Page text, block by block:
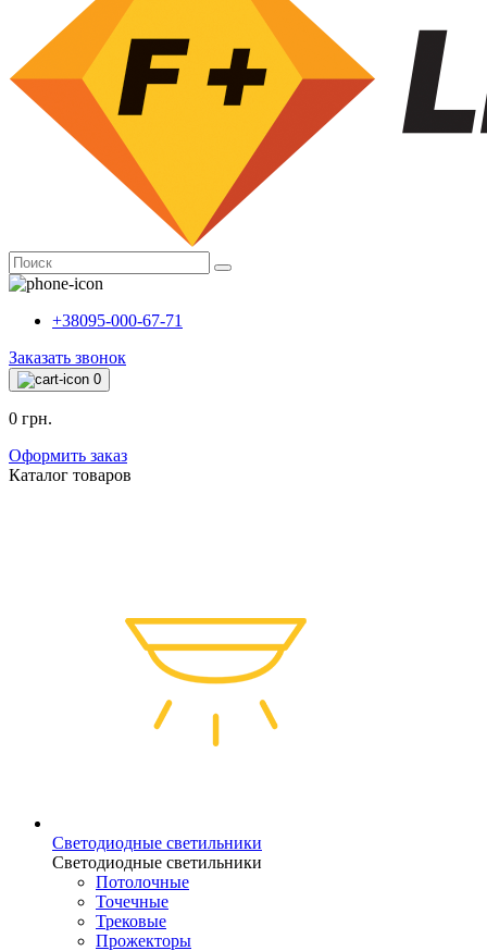
+38095-000-67-71
Заказать звонок
0
0 грн.
Оформить заказ
Каталог товаров
Светодиодные светильники
Светодиодные светильники
Потолочные
Точечные
Трековые
Прожекторы